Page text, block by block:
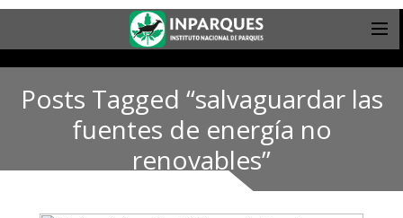
Posts Tagged “salvaguardar las
fuentes de energía no
renovables”